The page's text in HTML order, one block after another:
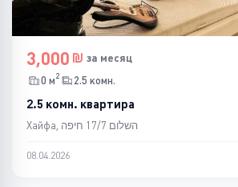
3,000
за месяц
0 м2 2.5 комн.
2.5 комн. квартира
Хайфа, השלום 17/7 חיפה
08.04.2026